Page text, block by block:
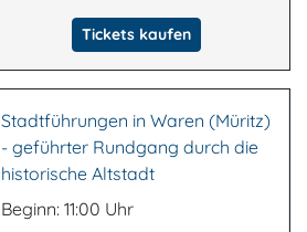
Tickets kaufen
Stadtführungen in Waren (Müritz)
- geführter Rundgang durch die
historische Altstadt
Beginn: 11:00 Uhr